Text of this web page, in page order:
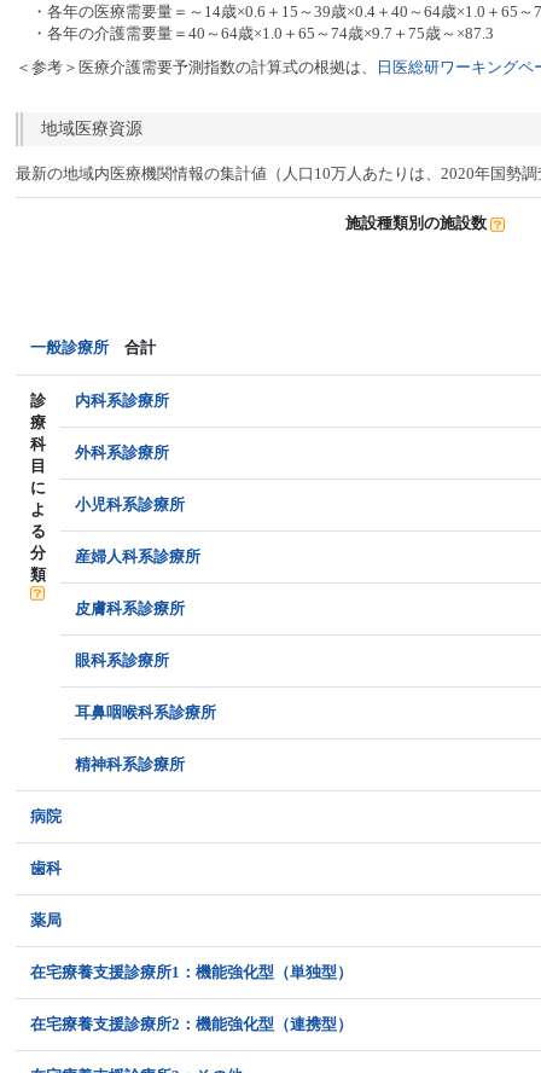
・各年の医療需要量＝～14歳×0.6＋15～39歳×0.4＋40～64歳×1.0＋65～
・各年の介護需要量＝40～64歳×1.0＋65～74歳×9.7＋75歳～×87.3
＜参考＞医療介護需要予測指数の計算式の根拠は、
日医総研ワーキング
地域医療資源
最新の地域内医療機関情報の集計値（人口10万人あたりは、2020年国勢
施設種類別の施設数
一般診療所 合計
診
療
科
目
に
よ
る
分
類
内科系診療所
外科系診療所
小児科系診療所
産婦人科系診療所
皮膚科系診療所
眼科系診療所
耳鼻咽喉科系診療所
精神科系診療所
病院
歯科
薬局
在宅療養支援診療所1：機能強化型（単独型）
在宅療養支援診療所2：機能強化型（連携型）